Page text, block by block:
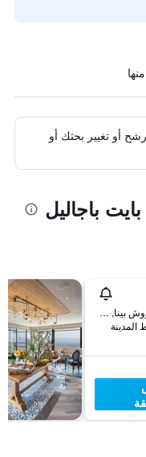
أو تغيير بحثك أو
باجاليل
Ha Chaluttzim 8, روش بينا, Haûafon (Northern), اسرائيل